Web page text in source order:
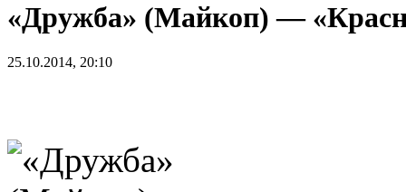
«Дружба» (Майкоп) —
25.10.2014, 20:10